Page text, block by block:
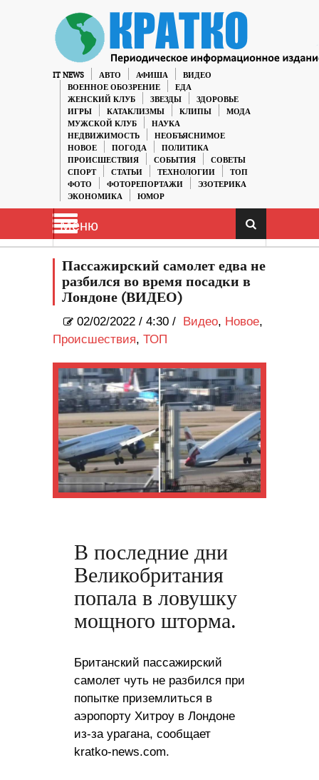
IT NEWS АВТО АФИША
ВИДЕО
ВОЕННОЕ ОБОЗРЕНИЕ
ЕДА
ЖЕНСКИЙ КЛУБ
ЗВЕЗДЫ
ЗДОРОВЬЕ
ИГРЫ
КАТАКЛИЗМЫ КЛИПЫ
МОДА
МУЖСКОЙ КЛУБ
НАУКА
НЕДВИЖИМОСТЬ
НЕОБЪЯСНИМОЕ
НОВОЕ
ПОГОДА
ПОЛИТИКА
ПРОИСШЕСТВИЯ
СОБЫТИЯ
СОВЕТЫ
СПОРТ
СТАТЬИ ТЕХНОЛОГИИ
ТОП
ФОТО
ФОТОРЕПОРТАЖИ
ЭЗОТЕРИКА
ЭКОНОМИКА
ЮМОР
Меню
Пассажирский самолет едва не
разбился во время посадки в
Лондоне (ВИДЕО)
02/02/2022 / 4:30 / Видео, Новое,
Происшествия, ТОП
В последние дни
Великобритания
попала в ловушку
мощного шторма.
Британский пассажирский
самолет чуть не разбился при
попытке приземлиться в
аэропорту Хитроу в Лондоне
из-за урагана, сообщает
kratko-news.com.